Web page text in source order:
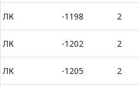
ЛК -1198 2
ЛК -1202 2
ЛК -1205 2